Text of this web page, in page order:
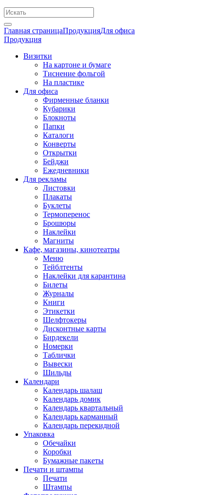
Главная страницаПродукцияДля офиса
Продукция
Визитки
На картоне и бумаге
Тиснение фольгой
На пластике
Для офиса
Фирменные бланки
Кубарики
Блокноты
Папки
Каталоги
Конверты
Открытки
Бейджи
Ежедневники
Для рекламы
Листовки
Плакаты
Буклеты
Термоперенос
Брошюры
Наклейки
Магниты
Кафе, магазины, кинотеатры
Меню
Тейблтенты
Наклейки для карантина
Билеты
Журналы
Книги
Этикетки
Шелфтокеры
Дисконтные карты
Бирдекели
Номерки
Таблички
Вывески
Шильды
Календари
Календарь шалаш
Календарь домик
Календарь квартальный
Календарь карманный
Календарь перекидной
Упаковка
Обечайки
Коробки
Бумажные пакеты
Печати и штампы
Печати
Штампы